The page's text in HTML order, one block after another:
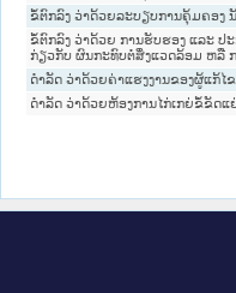
ຂໍ້ຕົກລົງ ວ່າດ້ວຍລະບຽບການຄຸ້ມຄອງ
ຂໍ້ຕົກລົງ ວ່າດ້ວຍ ການຮັບຮອງ ແລະ ປ
ກ່ຽວກັບ ຜົນກະທົບຕໍ່ສິ່ງແວດລ້ອມ ຫລື
ດໍາລັດ ວ່າດ້ວຍຄ່າແຮງງານຂອງຜູ້ແກ້ໄ
ດໍາລັດ ວ່າດ້ວຍຫ້ອງການໄກ່ເກຍ່ຂໍ້ຂັດແ